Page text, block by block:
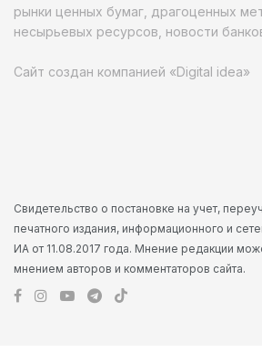
рынки ценных бумаг, драгоценных
несырьевых ресурсов, новости
Сайт создан компанией «Digital idea»
Свидетельство о постановке на учет,
печатного издания, информационного и
ИА от 11.08.2017 года. Мнение редакции
мнением авторов и комментаторов сайта.